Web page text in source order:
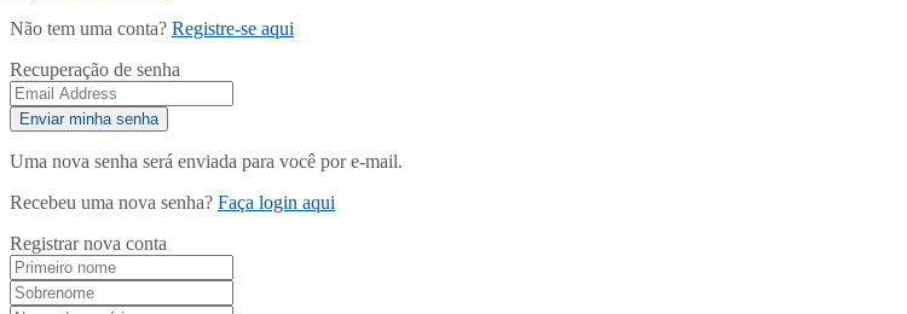
Não tem uma conta? Registre-se aqui
Recuperação de senha
Uma nova senha será enviada para você por e-mail.
Recebeu uma nova senha? Faça login aqui
Registrar nova conta